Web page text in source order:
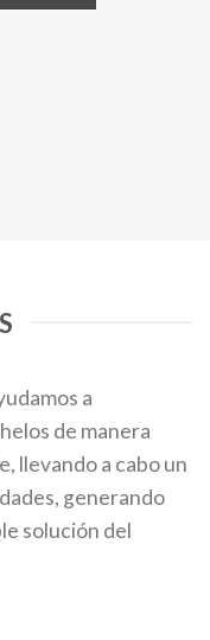
a
de manera
llevando a cabo un
generando
solución del